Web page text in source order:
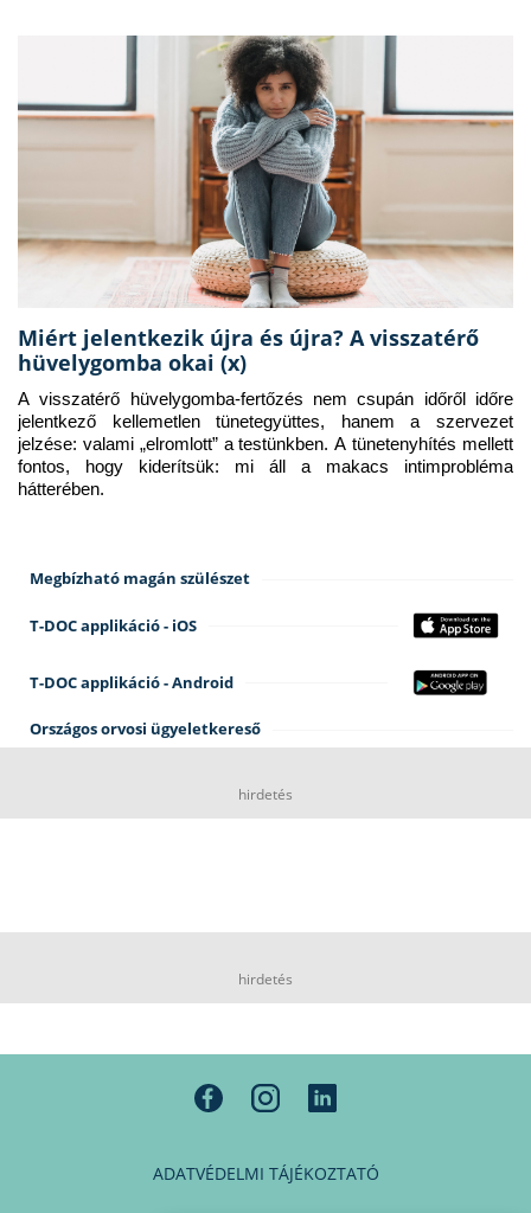
Miért jelentkezik újra és újra? A visszatérő
hüvelygomba okai (x)
A visszatérő hüvelygomba-fertőzés nem csupán időről időre
jelentkező kellemetlen tünetegyüttes, hanem a szervezet
jelzése: valami „elromlott” a testünkben. A tünetenyhítés mellett
fontos, hogy kiderítsük: mi áll a makacs intimprobléma
hátterében.
Megbízható magán szülészet
T-DOC applikáció - iOS
T-DOC applikáció - Android
Országos orvosi ügyeletkereső
hirdetés
hirdetés
ADATVÉDELMI TÁJÉKOZTATÓ